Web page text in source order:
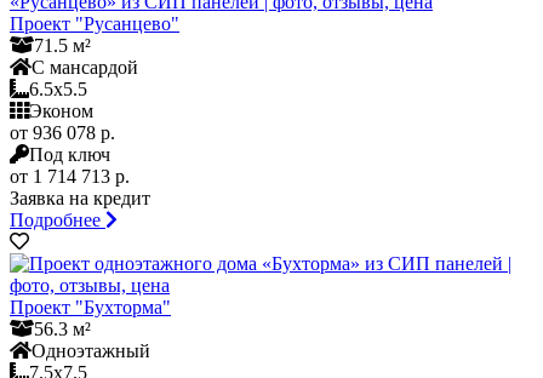
Проект "Русанцево"
71.5 м²
С мансардой
6.5x5.5
Эконом
от 936 078 р.
Под ключ
от 1 714 713 р.
Заявка на кредит
Подробнее
Проект "Бухторма"
56.3 м²
Одноэтажный
7.5x7.5